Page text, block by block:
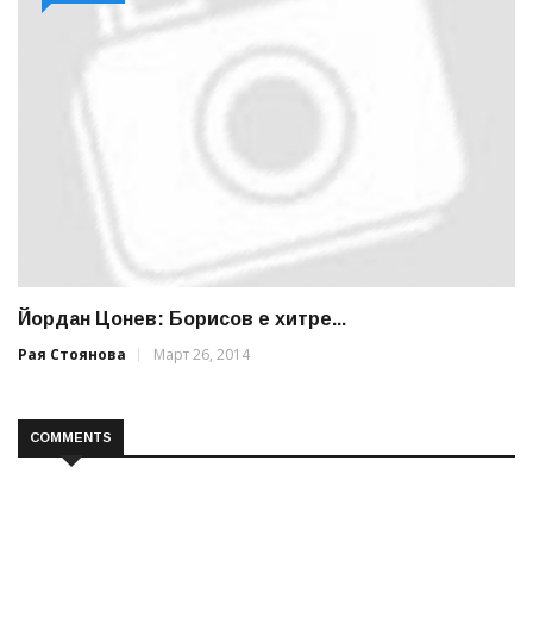
Йордан Цонев: Борисов е хитре...
Рая Стоянова
Март 26, 2014
COMMENTS